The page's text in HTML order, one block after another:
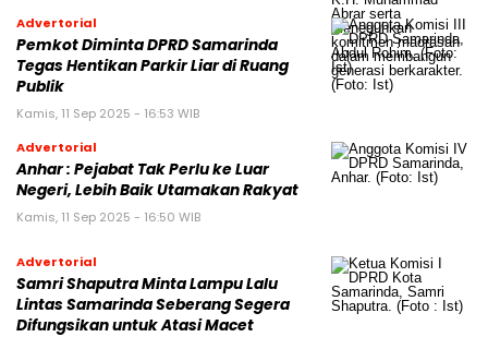
Advertorial
Pemkot Diminta DPRD Samarinda
Tegas Hentikan Parkir Liar di Ruang
Publik
Kamis, 11 Sep 2025 - 16:53 WIB
Advertorial
Anhar : Pejabat Tak Perlu ke Luar
Negeri, Lebih Baik Utamakan Rakyat
Kamis, 11 Sep 2025 - 16:50 WIB
Advertorial
Samri Shaputra Minta Lampu Lalu
Lintas Samarinda Seberang Segera
Difungsikan untuk Atasi Macet